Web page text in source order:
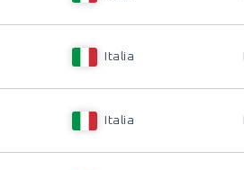
Italia
Italia